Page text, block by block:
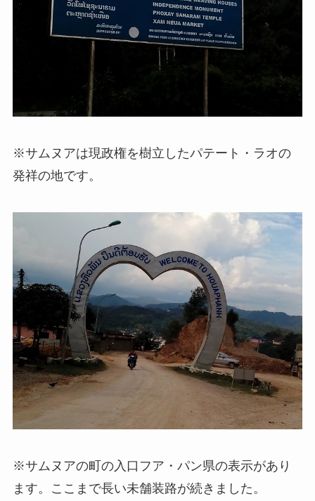
※サムヌアは現政権を樹立したパテート・ラオの
発祥の地です。
※サムヌアの町の入口フア・パン県の表示があり
ます。ここまで長い未舗装路が続きました。